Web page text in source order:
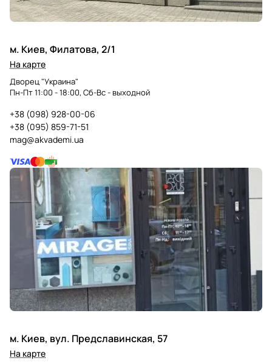
м. Киев, Филатова, 2/1
На карте
Дворец "Украина"
Пн-Пт 11:00 - 18:00, Сб-Вс - выходной
+38 (098) 928-00-06
+38 (095) 859-71-51
mag@akvademi.ua
м. Киев, вул. Предславинская, 57
На карте